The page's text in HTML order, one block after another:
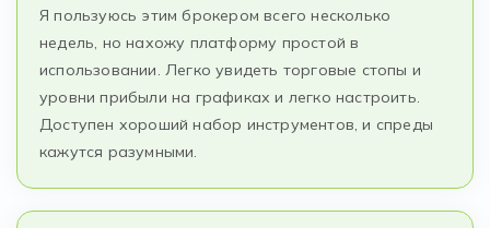
Я пользуюсь этим брокером всего несколько
недель, но нахожу платформу простой в
использовании. Легко увидеть торговые стопы и
уровни прибыли на графиках и легко настроить.
Доступен хороший набор инструментов, и спреды
кажутся разумными.